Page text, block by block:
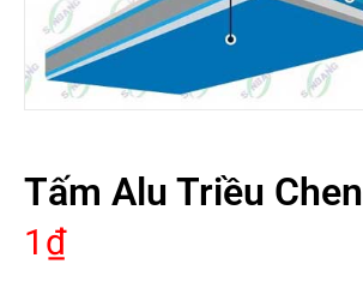
Tấm Alu Triều Chen
1 ₫